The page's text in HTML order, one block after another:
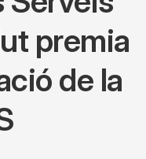
premia
de la